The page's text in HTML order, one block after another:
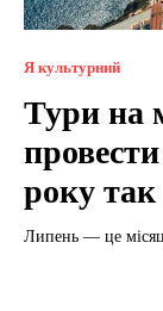
Я культурний
Тури на
року так
Липень — це